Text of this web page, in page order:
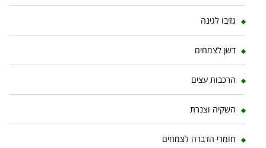
גזיבו לגינה
דשן לצמחים
הרכבות עצים
השקיה וצנרת
חומרי הדברה לצמחים